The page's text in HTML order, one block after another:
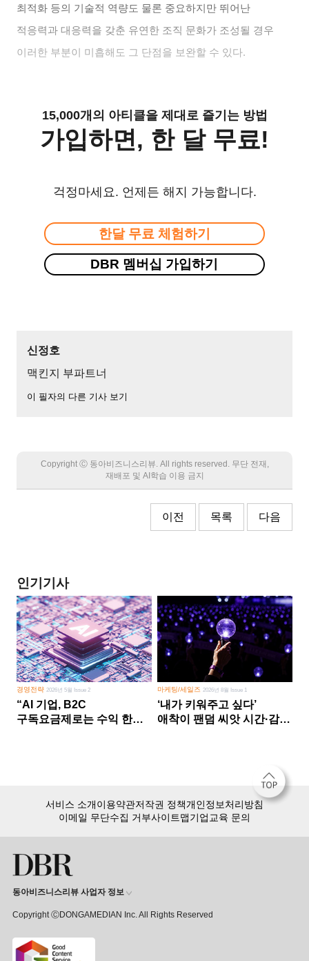
최적화 등의 기술적 역량도 물론 중요하지만 뛰어난
적응력과 대응력을 갖춘 유연한 조직 문화가 조성될 경우
이러한 부분이 미흡해도 그 단점을 보완할 수 있다.
15,000개의 아티클을 제대로 즐기는 방법
가입하면, 한 달 무료!
걱정마세요. 언제든 해지 가능합니다.
한달 무료 체험하기
DBR 멤버십 가입하기
신정호
맥킨지 부파트너
이 필자의 다른 기사 보기
Copyright Ⓒ 동아비즈니스리뷰. All rights reserved. 무단 전재,
재배포 및 AI학습 이용 금지
이전 목록 다음
인기기사
경영전략 2026년 5월 Issue 2
“AI 기업, B2C
구독요금제로는 수익 한계
마케팅/세일즈 2026년 8월 Issue 1
‘내가 키워주고 싶다’
애착이 팬덤 씨앗 시간·감정
15,000여 건의 DBR 콘텐츠를
서비스 소개이용약관저작권 정책개인정보처리방침
이메일 무단수집 거부사이트맵기업교육 문의
동아비즈니스리뷰 사업자 정보
Copyright ⒸDONGAMEDIAN Inc. All Rights Reserved